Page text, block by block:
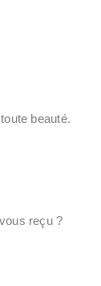
beauté.
reçu ?